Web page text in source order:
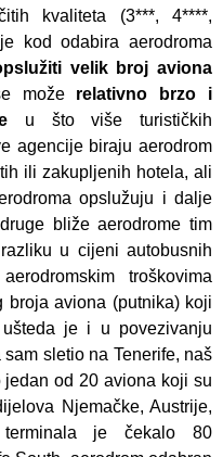
kvaliteta (3***, 4****,
kod odabira aerodroma
velik broj aviona
može relativno brzo i
u što više turističkih
agencije biraju aerodrom
ili zakupljenih hotela, ali
opslužuju i dalje
bliže aerodrome tim
u cijeni autobusnih
troškovima
broja aviona (putnika) koji
je i u povezivanju
sletio na Tenerife, naš
od 20 aviona koji su
Njemačke, Austrije,
je čekalo 80